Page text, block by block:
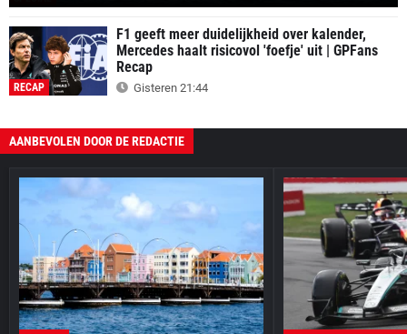
RECAP
F1 geeft meer duidelijkheid over kalender,
Mercedes haalt risicovol 'foefje' uit | GPFans
Recap
Gisteren 21:44
AANBEVOLEN DOOR DE REDACTIE